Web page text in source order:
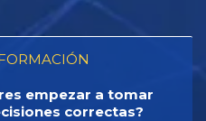
empezar a tomar
correctas?